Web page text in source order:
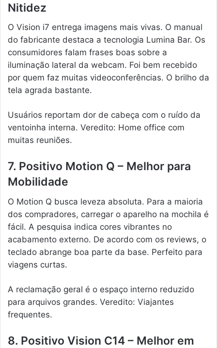
Nitidez
O Vision i7 entrega imagens mais vivas. O manual
do fabricante destaca a tecnologia Lumina Bar. Os
consumidores falam frases boas sobre a
iluminação lateral da webcam. Foi bem recebido
por quem faz muitas videoconferências. O brilho da
tela agrada bastante.
Usuários reportam dor de cabeça com o ruído da
ventoinha interna. Veredito: Home office com
muitas reuniões.
7. Positivo Motion Q – Melhor para
Mobilidade
O Motion Q busca leveza absoluta. Para a maioria
dos compradores, carregar o aparelho na mochila é
fácil. A pesquisa indica cores vibrantes no
acabamento externo. De acordo com os reviews, o
teclado abrange boa parte da base. Perfeito para
viagens curtas.
A reclamação geral é o espaço interno reduzido
para arquivos grandes. Veredito: Viajantes
frequentes.
8. Positivo Vision C14 – Melhor em